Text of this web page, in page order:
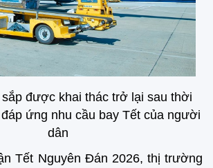
được khai thác trở lại sau thời
ứng nhu cầu bay Tết của người
dân
Tết Nguyên Đán 2026, thị trường